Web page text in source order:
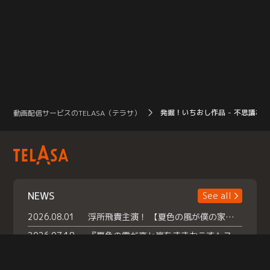
動画配信サービスのTELASA（テラサ） 発掘！いちおし作品 - 不思議な
NEWS
See all
2026.08.01
浮所飛貴主演！ 【夏色の風が僕の家にやってきた】 本日よりテラサで独占配信スタート！
2026.07.18
『夏色の雲が恋と嵐をまきおこす』スペシャルメイキング 【Part1】2026年７月18日（土）23時30分～配信スタート！話題のシーンの裏側を大公開！豪華キャスト大集合！ 『武宮家 真夏の家族会議』開催！